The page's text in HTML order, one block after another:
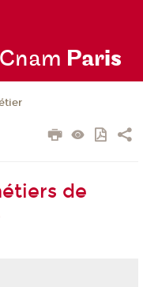
Cnam Paris
de